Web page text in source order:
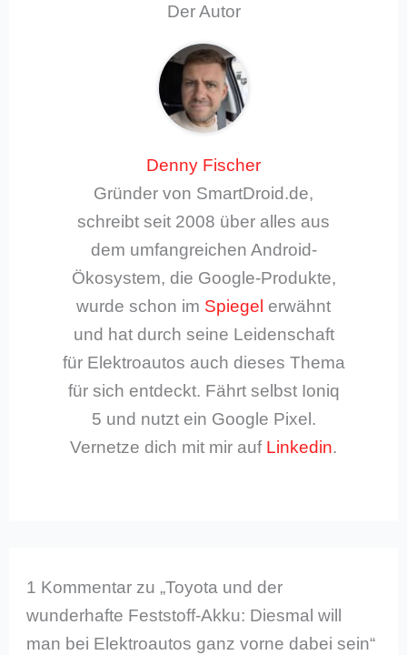
Der Autor
Denny Fischer
Gründer von SmartDroid.de,
schreibt seit 2008 über alles aus
dem umfangreichen Android-
Ökosystem, die Google-Produkte,
wurde schon im Spiegel erwähnt
und hat durch seine Leidenschaft
für Elektroautos auch dieses Thema
für sich entdeckt. Fährt selbst Ioniq
5 und nutzt ein Google Pixel.
Vernetze dich mit mir auf Linkedin.
1 Kommentar zu „Toyota und der
wunderhafte Feststoff-Akku: Diesmal will
man bei Elektroautos ganz vorne dabei sein“